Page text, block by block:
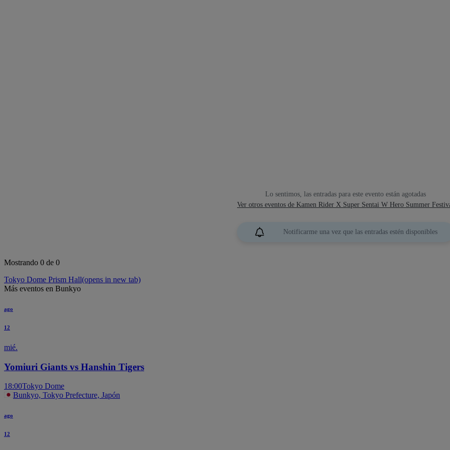
Lo sentimos, las entradas para este evento están agotadas
Ver otros eventos de Kamen Rider X Super Sentai W Hero Summer
Notificarme una vez que las entradas estén disponibles
Mostrando 0 de 0
Tokyo Dome Prism Hall(opens in new tab)
Más eventos en Bunkyo
ago
12
mié.
Yomiuri Giants vs Hanshin Tigers
18:00Tokyo Dome
Bunkyo, Tokyo Prefecture, Japón
ago
12